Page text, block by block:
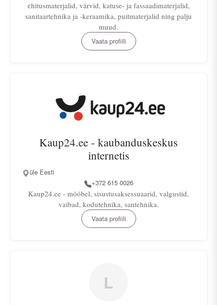
Vaata profiili
ehitusmaterjalid, värvid, katuse- ja fassaadimaterjalid,
sanitaartehnika ja -keraamika, puitmaterjalid ning palju
muud.
Kaup24.ee - kaubanduskeskus
internetis
üle Eesti
+372 615 0026
Vaata profiili
Kaup24.ee - mööbel, sisustusaksessuaarid, valgustid,
vaibad, kodutehnika, santehnika.
L